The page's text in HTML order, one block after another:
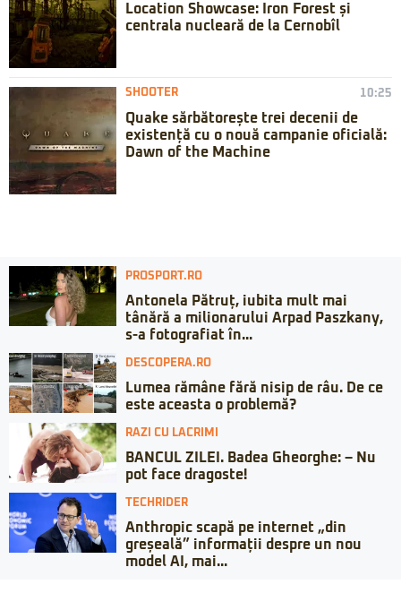
Location Showcase: Iron Forest și
centrala nucleară de la Cernobîl
SHOOTER 10:25
Quake sărbătorește trei decenii de
existență cu o nouă campanie oficială:
Dawn of the Machine
PROSPORT.RO
Antonela Pătruț, iubita mult mai
tânără a milionarului Arpad Paszkany,
s-a fotografiat în...
DESCOPERA.RO
Lumea rămâne fără nisip de râu. De ce
este aceasta o problemă?
RAZI CU LACRIMI
BANCUL ZILEI. Badea Gheorghe: – Nu
pot face dragoste!
TECHRIDER
Anthropic scapă pe internet „din
greșeală” informații despre un nou
model AI, mai...